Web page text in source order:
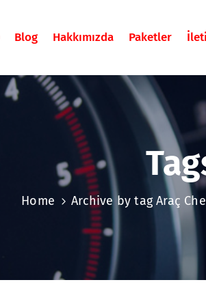
Blog Hakkımızda Paketler
Home Archive by tag Araç